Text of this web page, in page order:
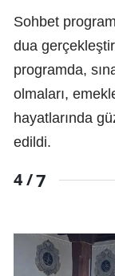
Sohbet
dua
programda,
olmaları,
hayatlarında
edildi.
4 /7